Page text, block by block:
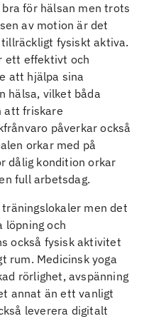
för hälsan men trots
av motion är det
fysiskt aktiva.
ett effektivt och
att hjälpa sina
hälsa, vilket båda
att friskare
påverkar också
orkar med på
dålig kondition orkar
full arbetsdag.
men det
löpning och
också fysisk aktivitet
rum. Medicinsk yoga
rörlighet, avspänning
annat än ett vanligt
leverera digitalt